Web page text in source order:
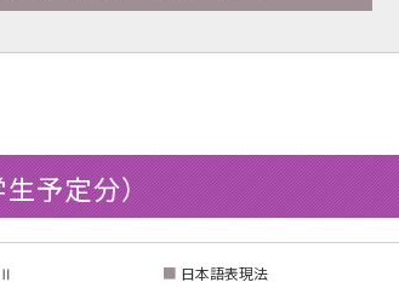
予定分）
■ 日本語表現法